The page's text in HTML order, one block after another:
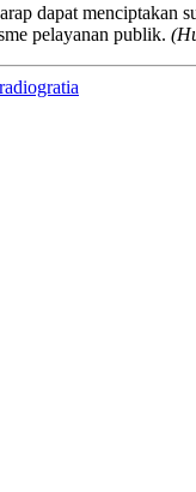
dapat menciptakan
pelayanan publik.
radiogratia